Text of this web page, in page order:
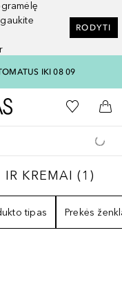
RODYTI
IKI 08 09
Į Douglas pagrindinį
Į mano
Į
IR KREMAI 1
KREMAI (1 )
tipas Prekės